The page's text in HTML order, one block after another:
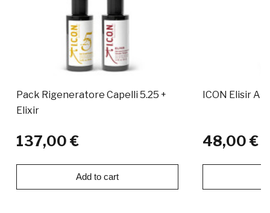
Pack Rigeneratore Capelli 5.25 +
Elixir
137,00 €
Add to cart
ICON Elisir
48,00 €